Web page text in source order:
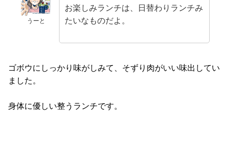
うーと
お楽しみランチは、日替わりランチみ
たいなものだよ。
ゴボウにしっかり味がしみて、そずり肉がいい味出してい
ました。
身体に優しい整うランチです。